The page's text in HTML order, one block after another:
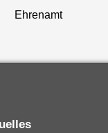
Ehrenamt